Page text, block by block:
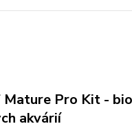
Mature Pro Kit -
akvárií